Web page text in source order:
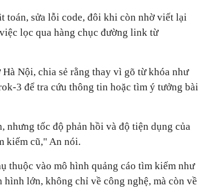
toán, sửa lỗi code, đôi khi còn nhờ viết lại
lọc qua hàng chục đường link từ
Nội, chia sẻ rằng thay vì gõ từ khóa như
3 để tra cứu thông tin hoặc tìm ý tưởng bài
tốc độ phản hồi và độ tiện dụng của
kiếm cũ," An nói.
thuộc vào mô hình quảng cáo tìm kiếm như
lớn, không chỉ về công nghệ, mà còn về